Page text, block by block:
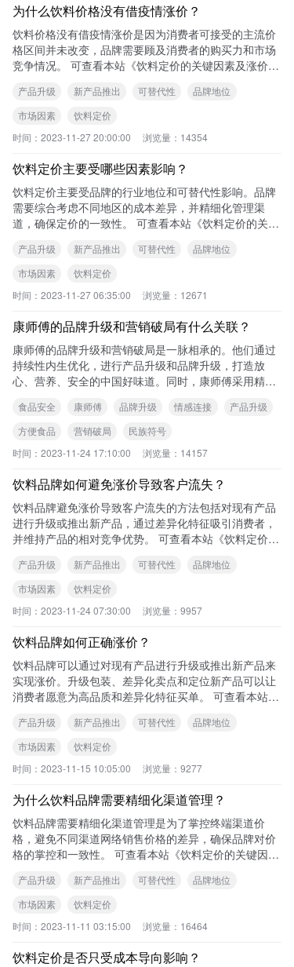
为什么饮料价格没有借疫情涨价？
饮料价格没有借疫情涨价是因为消费者可接受的主流价
格区间并未改变，品牌需要顾及消费者的购买力和市场
竞争情况。 可查看本站《饮料定价的关键因素及涨价策
产品升级 新产品推出 可替代性
品牌地位
市场因素
饮料定价
时间： 2023-11-27 20:00:00 浏览量： 14354
饮料定价主要受哪些因素影响？
饮料定价主要受品牌的行业地位和可替代性影响。品牌
需要综合考虑不同地区的成本差异，并精细化管理渠
道，确保定价的一致性。 可查看本站《饮料定价的关键
产品升级 新产品推出 可替代性
品牌地位
市场因素
饮料定价
时间： 2023-11-27 06:35:00 浏览量： 12671
康师傅的品牌升级和营销破局有什么关联？
康师傅的品牌升级和营销破局是一脉相承的。他们通过
持续性内生优化，进行产品升级和品牌升级，打造放
心、营养、安全的中国好味道。同时，康师傅采用精准
和沟
食品安全 康师傅 品牌升级 情感连接
产品升级
方便食品
营销破局
民族符号
时间： 2023-11-24 17:10:00 浏览量： 14157
饮料品牌如何避免涨价导致客户流失？
饮料品牌避免涨价导致客户流失的方法包括对现有产品
进行升级或推出新产品，通过差异化特征吸引消费者，
并维持产品的相对竞争优势。 可查看本站《饮料定价的
产品升级 新产品推出 可替代性
品牌地位
市场因素
饮料定价
时间： 2023-11-24 07:30:00 浏览量： 9957
饮料品牌如何正确涨价？
饮料品牌可以通过对现有产品进行升级或推出新产品来
实现涨价。升级包装、差异化卖点和定位新产品可以让
消费者愿意为高品质和差异化特征买单。 可查看本站
产品升级 新产品推出 可替代性
品牌地位
市场因素
饮料定价
时间： 2023-11-15 10:05:00 浏览量： 9277
为什么饮料品牌需要精细化渠道管理？
饮料品牌需要精细化渠道管理是为了掌控终端渠道价
格，避免不同渠道网络销售价格的差异，确保品牌对价
格的掌控和一致性。 可查看本站《饮料定价的关键因素
产品升级 新产品推出 可替代性
品牌地位
市场因素
饮料定价
时间： 2023-11-11 03:15:00 浏览量： 16464
饮料定价是否只受成本导向影响？